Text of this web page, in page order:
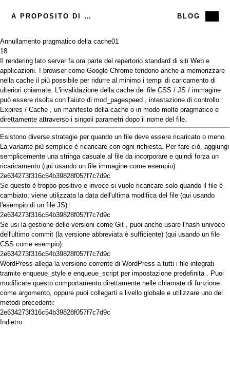
A PROPOSITO DI ME BLOG
Annullamento pragmatico della cache01
18
Il rendering lato server fa ora parte del repertorio standard di siti Web e
applicazioni. I browser come Google Chrome tendono anche a memorizzare
nella cache il più possibile per ridurre al minimo i tempi di caricamento di
ulteriori chiamate. L'invalidazione della cache dei file CSS / JS / immagine
può essere risolta con l'aiuto di mod_pagespeed , intestazione di controllo
Expires / Cache , un manifesto della cache o in modo molto pragmatico e
direttamente attraverso i singoli parametri dopo il nome del file.
Esistono diverse strategie per quando un file deve essere ricaricato o meno.
La variante più semplice è ricaricare con ogni richiesta. Per fare ciò, aggiungi
semplicemente una stringa casuale al file da incorporare e quindi forza un
ricaricamento (qui usando un file immagine come esempio):
2e634273f316c54b39828f057f7c7d9c
Se questo è troppo positivo e invece si vuole ricaricare solo quando il file è
cambiato, viene utilizzata la data dell'ultima modifica del file (qui usando
l'esempio di un file JS):
2e634273f316c54b39828f057f7c7d9c
Se usi la gestione delle versioni come Git , puoi anche usare l'hash univoco
dell'ultimo commit (la versione abbreviata è sufficiente) (qui usando un file
CSS come esempio):
2e634273f316c54b39828f057f7c7d9c
WordPress allega la versione corrente di WordPress a tutti i file integrati
tramite enqueue_style e enqueue_script per impostazione predefinita . Puoi
modificare questo comportamento direttamente nelle chiamate di funzione
come argomento, oppure puoi collegarti a livello globale e utilizzare uno dei
metodi precedenti:
2e634273f316c54b39828f057f7c7d9c
Indietro